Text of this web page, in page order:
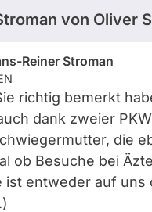
von Oliver
Reiner Stroman
richtig bemerkt
dank zweier
die
ob Besuche bei
ist entweder auf